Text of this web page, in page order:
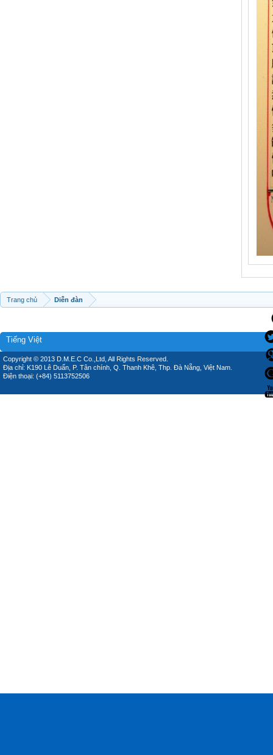
Trang chủ Diễn đàn
Tiếng Việt
Copyright © 2013 D.M.E.C Co.,Ltd, All Rights Reserved.
Địa chỉ: K190 Lê Duẩn, P. Tân chính, Q. Thanh Khê, Thp. Đà Nẵng, Việt Nam.
Điện thoại: (+84) 5113752506